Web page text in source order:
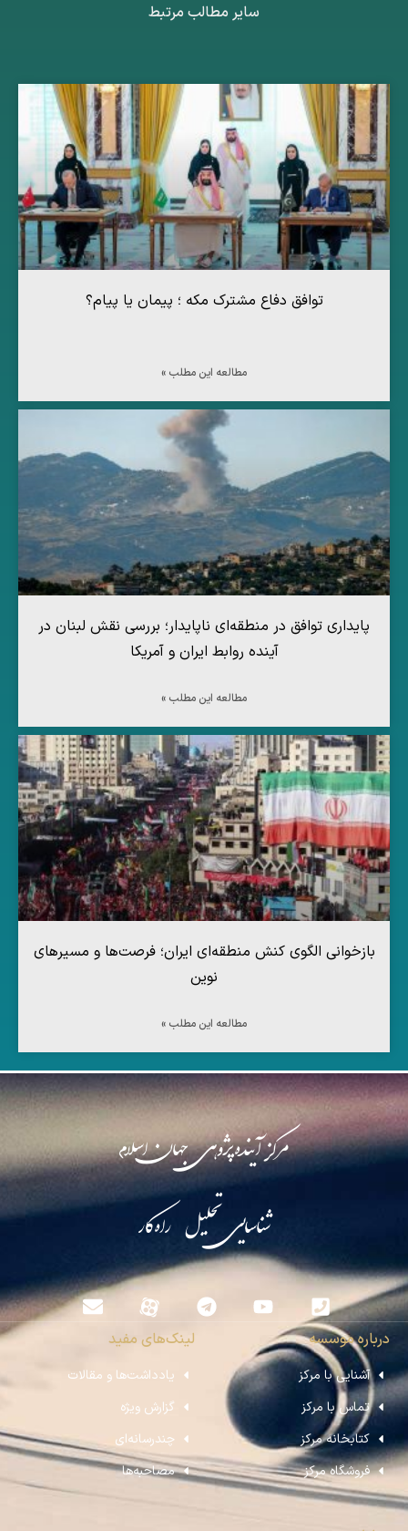
سایر مطالب مرتبط
توافق دفاع مشترک مکه ؛ پیمان یا پیام؟
مطالعه این مطلب »
پایداری توافق در منطقه‌ای ناپایدار؛ بررسی نقش لبنان در
آینده روابط ایران و آمریکا
مطالعه این مطلب »
بازخوانی الگوی کنش منطقه‌ای ایران؛ فرصت‌ها و مسیرهای
نوین
مطالعه این مطلب »
مرکز آینده‌پژوهی جهان اسلام
شناسایی تحلیل راه‌کار
درباره موسسه
آشنایی با مرکز
تماس با مرکز
کتابخانه مرکز
فروشگاه مرکز
لینک‌های مفید
یادداشت‌ها و مقالات
گزارش ویژه
چندرسانه‌ای
مصاحبه‌ها